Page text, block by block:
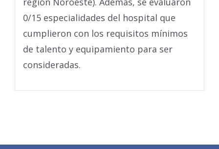
0/15 especialidades del hospital que
cumplieron con los requisitos mínimos
de talento y equipamiento para ser
consideradas.